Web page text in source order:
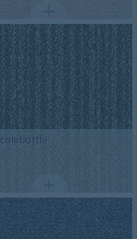
colabottle